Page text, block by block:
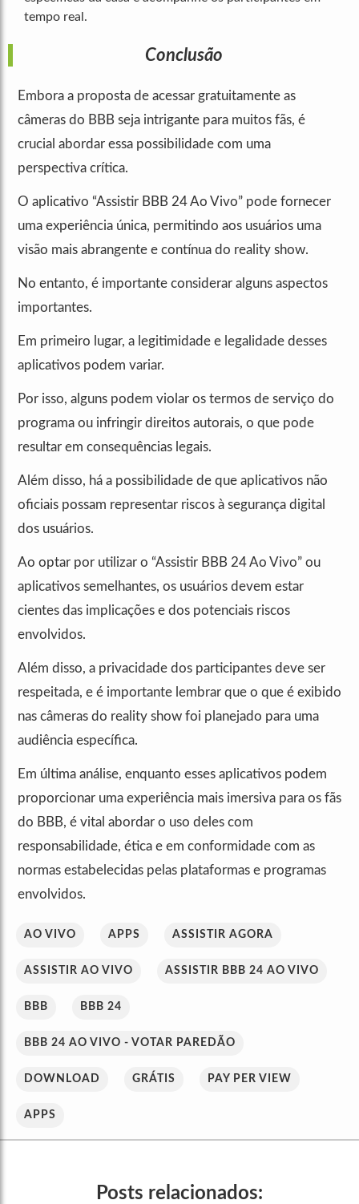
tempo real.
Conclusão
Embora a proposta de acessar gratuitamente as
câmeras do BBB seja intrigante para muitos fãs, é
crucial abordar essa possibilidade com uma
perspectiva crítica.
O aplicativo “Assistir BBB 24 Ao Vivo” pode fornecer
uma experiência única, permitindo aos usuários uma
visão mais abrangente e contínua do reality show.
No entanto, é importante considerar alguns aspectos
importantes.
Em primeiro lugar, a legitimidade e legalidade desses
aplicativos podem variar.
Por isso, alguns podem violar os termos de serviço do
programa ou infringir direitos autorais, o que pode
resultar em consequências legais.
Além disso, há a possibilidade de que aplicativos não
oficiais possam representar riscos à segurança digital
dos usuários.
Ao optar por utilizar o “Assistir BBB 24 Ao Vivo” ou
aplicativos semelhantes, os usuários devem estar
cientes das implicações e dos potenciais riscos
envolvidos.
Além disso, a privacidade dos participantes deve ser
respeitada, e é importante lembrar que o que é exibido
nas câmeras do reality show foi planejado para uma
audiência específica.
Em última análise, enquanto esses aplicativos podem
proporcionar uma experiência mais imersiva para os fãs
do BBB, é vital abordar o uso deles com
responsabilidade, ética e em conformidade com as
normas estabelecidas pelas plataformas e programas
envolvidos.
AO VIVO APPS ASSISTIR AGORA
ASSISTIR AO VIVO ASSISTIR BBB 24 AO VIVO
BBB BBB 24
BBB 24 AO VIVO - VOTAR PAREDÃO
DOWNLOAD GRÁTIS PAY PER VIEW
APPS
Posts relacionados: